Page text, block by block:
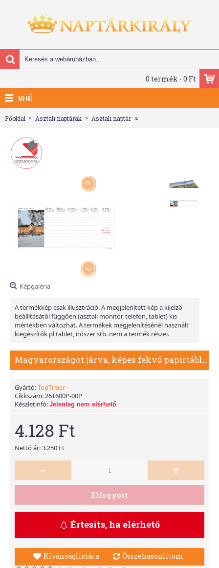
0 termék - 0 Ft
MENÜ
Főoldal Asztali naptárak Asztali naptár
Képgaléria
A termékkép csak illusztráció. A megjelenített kép a kijelző
beállításától függően (asztali monitor, telefon, tablet) kis
mértékben változhat. A termékek megjelenítésénél használt
kiegészítők pl tablet, írószer stb. nem a termék részei.
Magyarországot járva, képes fekvő papírtáblás asztali naptár T060
Gyártó:TopTimer
Cikkszám:26T600P-00P
Készletinfó: Jelenleg nem elérhető
4.128 Ft
Nettó ár: 3.250 Ft
- +
Elfogyott
Értesíts, ha elérhető
Kívánságlistára Összehasonlítom